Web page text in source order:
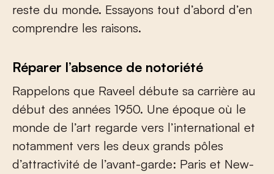
reste du monde. Essayons tout d’abord d’en
comprendre les raisons.
Réparer l’absence de notoriété
Rappelons que Raveel débute sa carrière au
début des années 1950. Une époque où le
monde de l’art regarde vers l’international et
notamment vers les deux grands pôles
d’attractivité de l’avant-garde: Paris et New-